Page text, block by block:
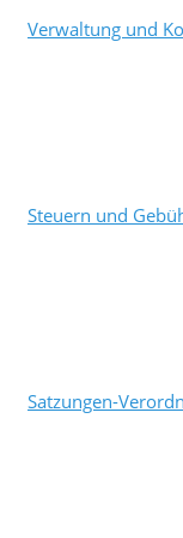
Verwaltung und
Steuern und
Satzungen-